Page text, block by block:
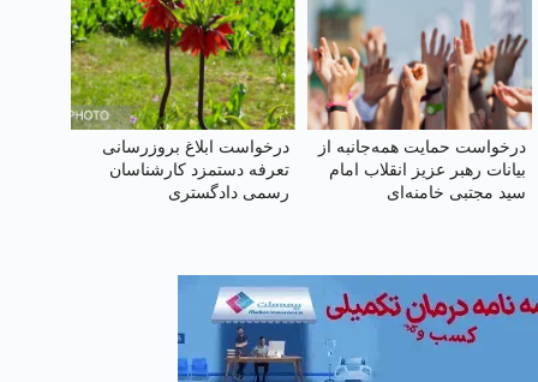
درخواست حمایت همه‌جانبه از
بیانات رهبر عزیز انقلاب امام
سید مجتبی خامنه‌ای
درخواست ابلاغ بروز‌رسانی
تعرفه دستمزد کارشناسان
رسمی دادگستری